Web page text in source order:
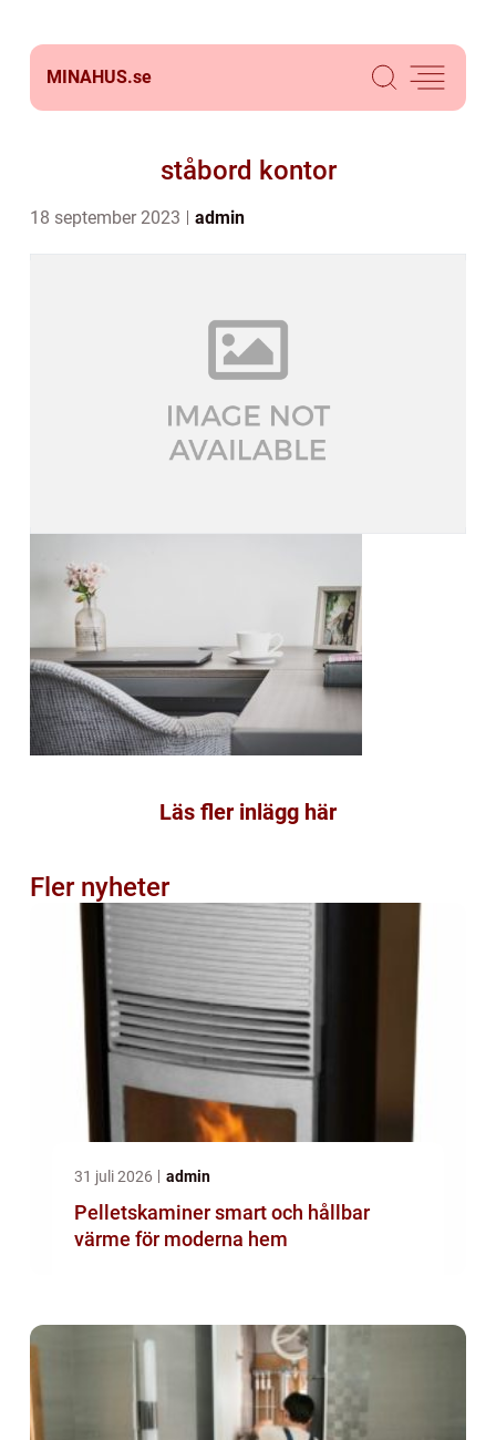
MINAHUS.se
ståbord kontor
18 september 2023 admin
Läs fler inlägg här
Fler nyheter
31 juli 2026 admin
Pelletskaminer smart och hållbar
värme för moderna hem